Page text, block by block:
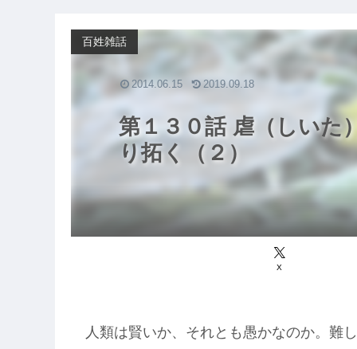
第１３０話 虐（しいた
り拓く（２）
百姓雑話
X
2014.06.15 2019.09.18
人類は賢いか、それとも愚かなのか。難